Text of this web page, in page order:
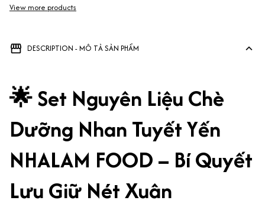
View more products
DESCRIPTION - MÔ TẢ SẢN PHẨM
🌟 Set Nguyên Liệu Chè
Dưỡng Nhan Tuyết Yến
NHALAM FOOD – Bí Quyết
Lưu Giữ Nét Xuân